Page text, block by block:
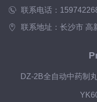
联系电话：
联系地址：长沙市 高
DZ-2B全自动中药制